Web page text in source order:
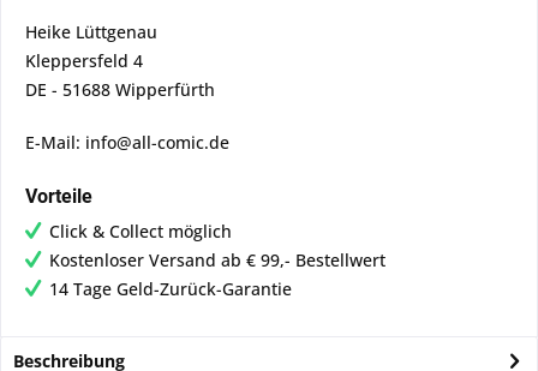
Heike Lüttgenau
Kleppersfeld 4
DE - 51688 Wipperfürth
E-Mail: info@all-comic.de
Vorteile
Click & Collect möglich
Kostenloser Versand ab € 99,- Bestellwert
14 Tage Geld-Zurück-Garantie
Beschreibung